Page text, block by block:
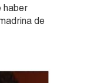
haber
de